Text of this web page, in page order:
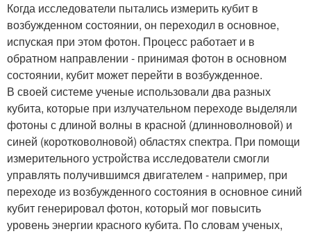
Когда исследователи пытались измерить кубит в
возбужденном состоянии, он переходил в основное,
испуская при этом фотон. Процесс работает и в
обратном направлении - принимая фотон в основном
состоянии, кубит может перейти в возбужденное.
В своей системе ученые использовали два разных
кубита, которые при излучательном переходе выделяли
фотоны с длиной волны в красной (длинноволновой) и
синей (коротковолновой) областях спектра. При помощи
измерительного устройства исследователи смогли
управлять получившимся двигателем - например, при
переходе из возбужденного состояния в основное синий
кубит генерировал фотон, который мог повысить
уровень энергии красного кубита. По словам ученых,